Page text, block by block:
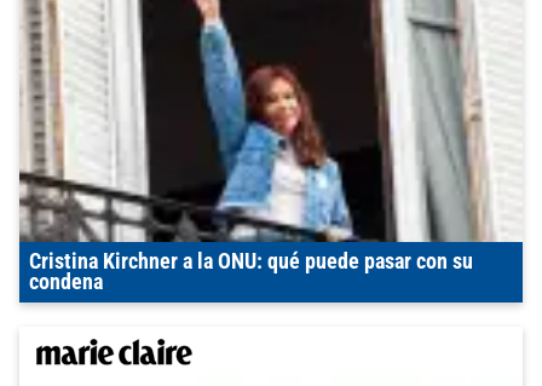
Cristina Kirchner a la ONU: qué puede pasar con su
condena